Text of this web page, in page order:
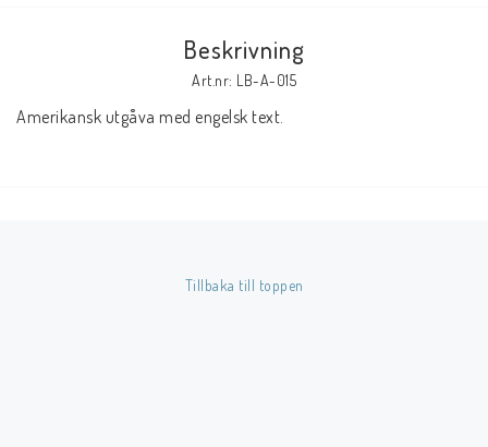
Inkl. Moms
Beskrivning
Art.nr: LB-A-015
Amerikansk utgåva med engelsk text.
Tillbaka till toppen